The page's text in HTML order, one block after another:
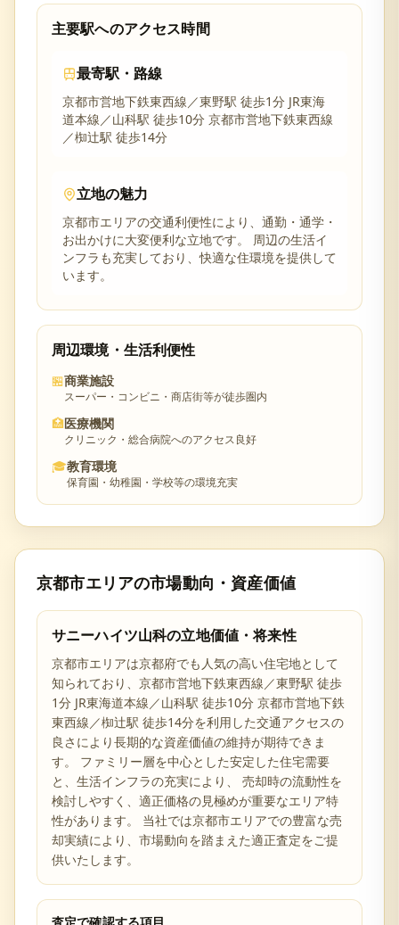
主要駅へのアクセス時間
最寄駅・路線
京都市営地下鉄東西線／東野駅 徒歩1分 JR東海
道本線／山科駅 徒歩10分 京都市営地下鉄東西線
／椥辻駅 徒歩14分
立地の魅力
京都市エリアの交通利便性により、通勤・通学・
お出かけに大変便利な立地です。 周辺の生活イ
ンフラも充実しており、快適な住環境を提供して
います。
周辺環境・生活利便性
🏪商業施設
スーパー・コンビニ・商店街等が徒歩圏内
🏥医療機関
クリニック・総合病院へのアクセス良好
🎓教育環境
保育園・幼稚園・学校等の環境充実
京都市エリアの市場動向・資産価値
サニーハイツ山科の立地価値・将来性
京都市エリアは京都府でも人気の高い住宅地として
知られており、 京都市営地下鉄東西線／東野駅 徒歩
1分 JR東海道本線／山科駅 徒歩10分 京都市営地下鉄
東西線／椥辻駅 徒歩14分を利用した交通アクセスの
良さ により長期的な資産価値の維持が期待できま
す。 ファミリー層を中心とした安定した住宅需要
と、生活インフラの充実により、 売却時の流動性を
検討しやすく、適正価格の見極めが重要なエリア特
性があります。 当社では京都市エリアでの豊富な売
却実績により、市場動向を踏まえた適正査定をご提
供いたします。